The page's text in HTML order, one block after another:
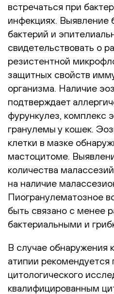
встречаться при
инфекциях. Выявление
бактерий и
свидетельствовать о
резистентной
защитных свойств
организма. Наличие
подтверждает
фурункулез, комплекс
гранулемы у кошек.
клетки в мазке
мастоцитоме.
количества
на наличие
Пиогранулематозное
быть связано с менее
бактериальными и
В случае обнаружения
атипии рекомендуется
цитологического
квалифицированным